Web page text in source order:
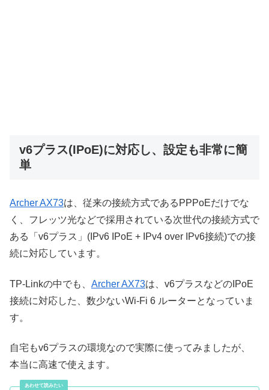
v6プラス(IPoE)に対応し、設定も非常に簡
単
Archer AX73は、従来の接続方式であるPPPoEだけでな
く、フレッツ光などで採用されている次世代の接続方式で
ある「v6プラス」(IPv6 IPoE + IPv4 over IPv6接続)での接
続に対応しています。
TP-Linkの中でも、 Archer AX73は、v6プラスなどのIPoE
接続に対応した、数少ないWi-Fi 6 ルーターとなっていま
す。
自宅もv6プラスの環境なので実際に使ってみましたが、
本当に高速で使えます。